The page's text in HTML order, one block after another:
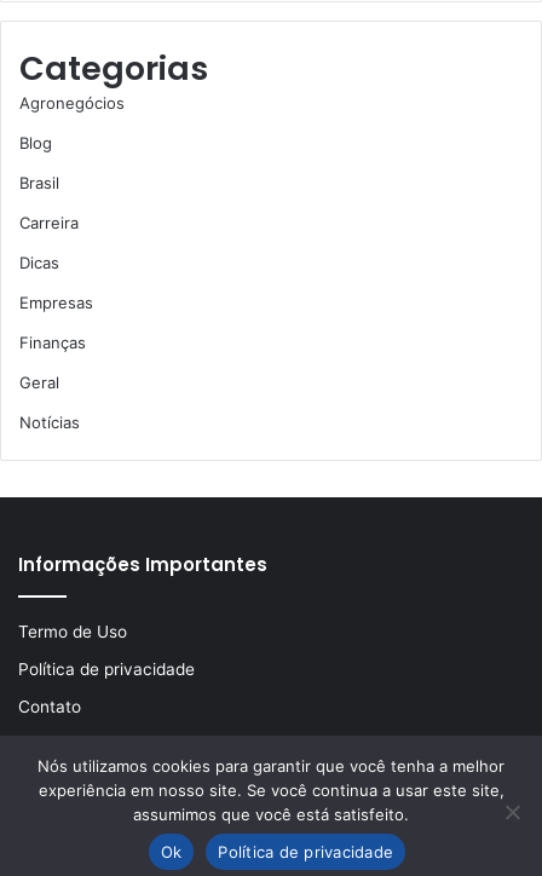
Categorias
Agronegócios
Blog
Brasil
Carreira
Dicas
Empresas
Finanças
Geral
Notícias
Informações Importantes
Termo de Uso
Política de privacidade
Contato
© Copyright 2026, Todos os direitos reservados | Desenvolvido
porLA Comunicações
Nós utilizamos cookies para garantir que você tenha a melhor
experiência em nosso site. Se você continua a usar este site,
assumimos que você está satisfeito.
Ok
Política de privacidade